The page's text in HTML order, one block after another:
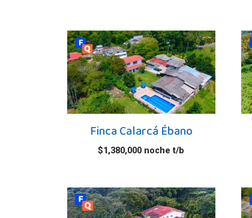
Finca Calarcá Ébano
$1,380,000 noche t/b